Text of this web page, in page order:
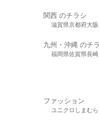
関西 のチラシ
滋賀県京都府大
九州・沖縄 のチ
福岡県佐賀県長
ファッション
ユニクロ しまむら